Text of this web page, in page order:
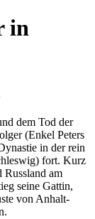
in
dem Tod der
(Enkel Peters
in der rein
fort. Kurz
Russland am
seine Gattin,
von Anhalt-